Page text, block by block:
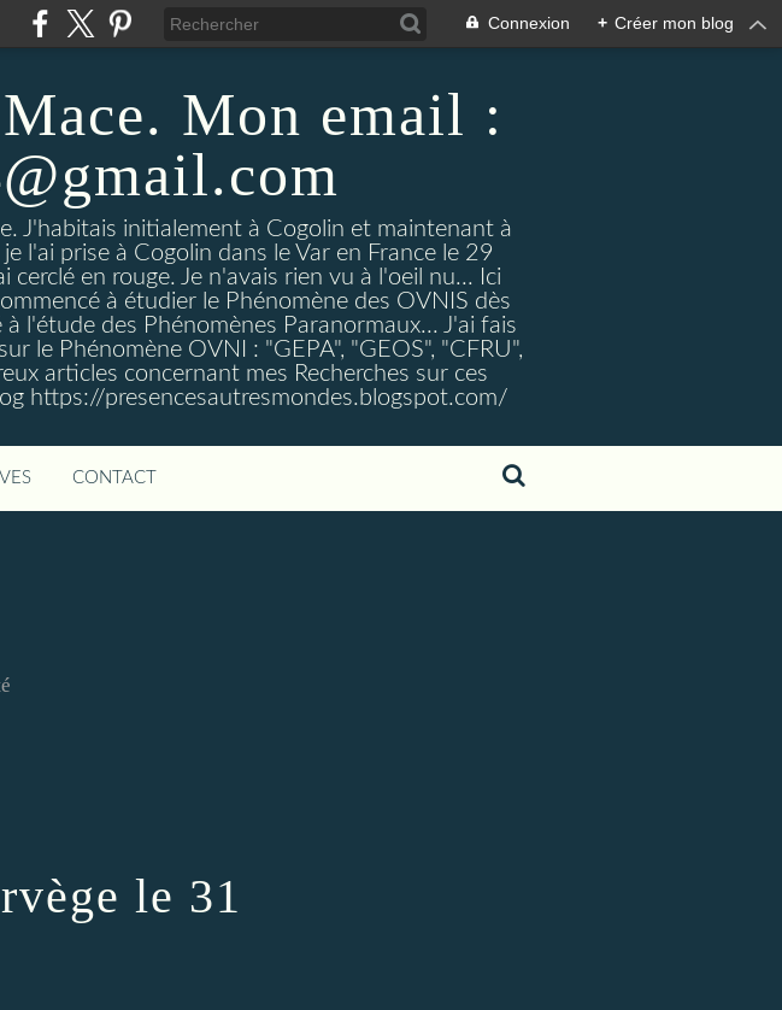
Connexion + Créer mon blog
Mon email :
J'habitais initialement à Cogolin et maintenant à
l'ai prise à Cogolin dans le Var en France le 29
en rouge. Je n'avais rien vu à l'oeil nu... Ici
à étudier le Phénomène des OVNIS dès
l'étude des Phénomènes Paranormaux... J'ai fais
le Phénomène OVNI : "GEPA", "GEOS", "CFRU",
articles concernant mes Recherches sur ces
https://presencesautresmondes.blogspot.com/
CONTACT
le 31